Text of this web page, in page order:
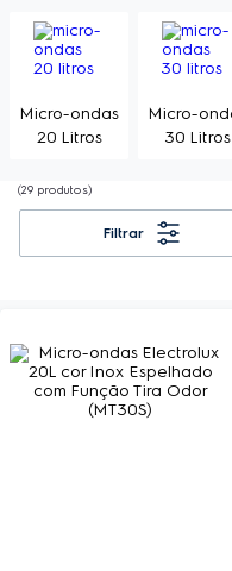
Micro-ondas
20 Litros
Micro-
30 Litros
29 produtos